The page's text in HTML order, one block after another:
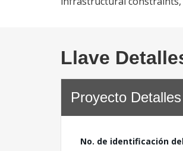
Llave
Proyecto Detalles
No. de identificación